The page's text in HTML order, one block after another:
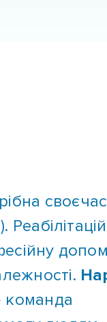
команда
людям,